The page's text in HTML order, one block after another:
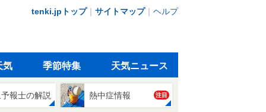
tenki.jpトップ｜ サイトマップ｜ ヘルプ
気 季節特集 天気ニュース
報士の解説 熱中症情報 注目